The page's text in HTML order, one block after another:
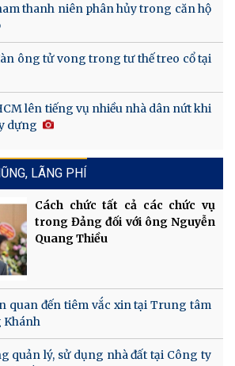
thanh niên phân hủy trong căn hộ
ông tử vong trong tư thế treo cổ tại
lên tiếng vụ nhiều nhà dân nứt khi
dựng
LÃNG PHÍ
Cách chức tất cả các chức vụ
trong Đảng đối với ông Nguyễn
Quang Thiều
quan đến tiêm vắc xin tại Trung tâm
Khánh
quản lý, sử dụng nhà đất tại Công ty